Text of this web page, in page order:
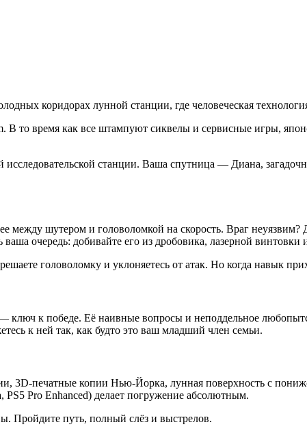
коридорах лунной станции, где человеческая
В то время как все штампуют сиквелы и сервисные игры,
станции. Ваша спутница — Диана,
шутером и головоломкой на скорость. Враг
очередь: добивайте его из дробовика, лазерной винтовки
головоломку и уклоняетесь от атак. Но когда навык
к победе. Её наивные вопросы и неподдельное
к ней так, как будто это ваш младший член семьи.
3D-печатные копии Нью-Йорка, лунная поверхность с
PS5 Pro Enhanced) делает погружение абсолютным.
Пройдите путь, полный слёз и выстрелов.